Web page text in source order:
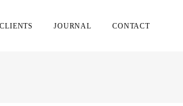
CLIENTS JOURNAL CONTACT